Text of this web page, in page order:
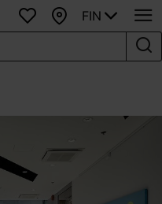
SuosikitKartta
FIN